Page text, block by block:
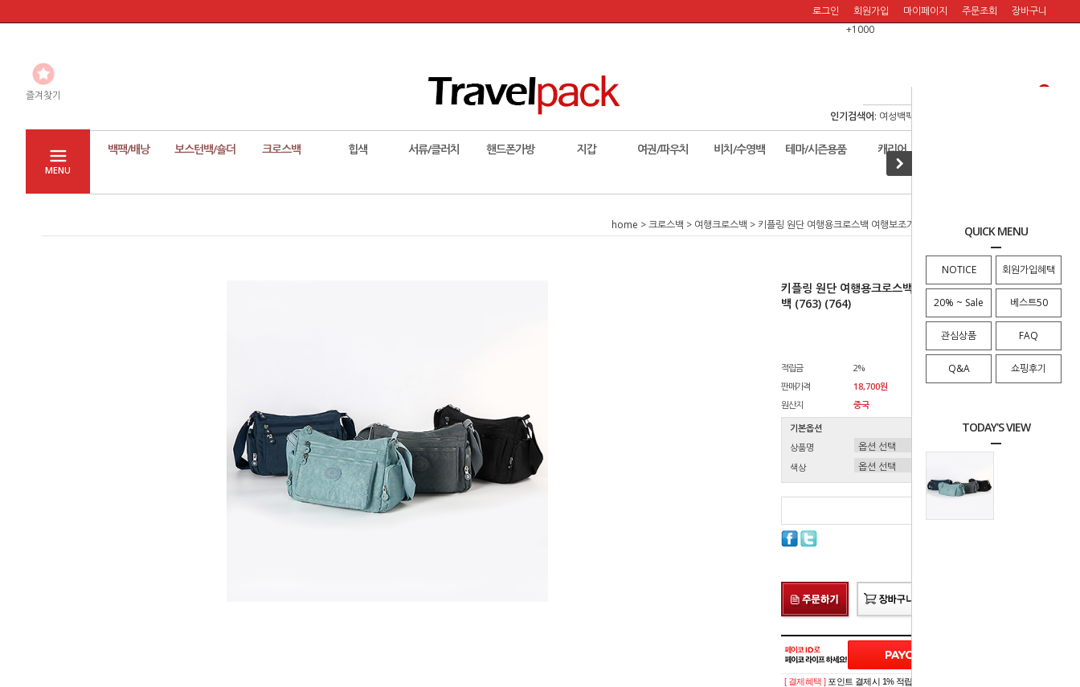
QUICK MENU
NOTICE 회원가입혜택
20% ~ Sale 베스트50
관심상품 FAQ
Q&A 쇼핑후기
TODAY'S VIEW
로그인
회원가입
+1000
마이페이지 주문조회 장바구니
즐겨찾기
인기검색어: 여성백팩
MENU
백팩/배낭 보스턴백/숄더 크로스백 힙색 서류/클러치 핸드폰가방 지갑 여권/파우치 비치/수영백 테마/시즌용품 캐리어
home >크로스백 > 여행크로스백 > 키플링 원단 여행용크로스백 여행보조가방 가벼운크로스백 (763) (764)
키플링 원단 여행용크로스백 여행보조가방 가벼운크로스
백 (763) (764)
적립금
2%
판매가격
18,700원
원산지
중국
기본옵션
상품명
색상
[ 결제혜택 ] 포인트 결제시 1% 적립!